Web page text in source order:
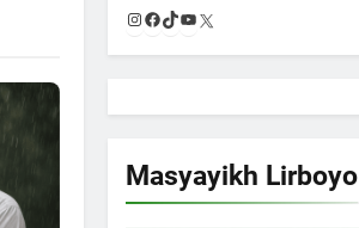
Instagram
Facebook
TikTok
YouTube
Masyayikh Lirboyo